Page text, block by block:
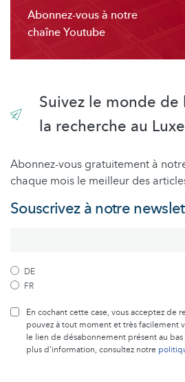
Abonnez-vous à notre
chaîne Youtube
Suivez le monde de
la recherche au
Abonnez-vous gratuitement à
chaque mois le meilleur des
Souscrivez à notre
DE
FR
En cochant cette case, vous acceptez de
pouvez à tout moment et très facilement
le lien de désabonnement présent au
plus d’information, consultez notre